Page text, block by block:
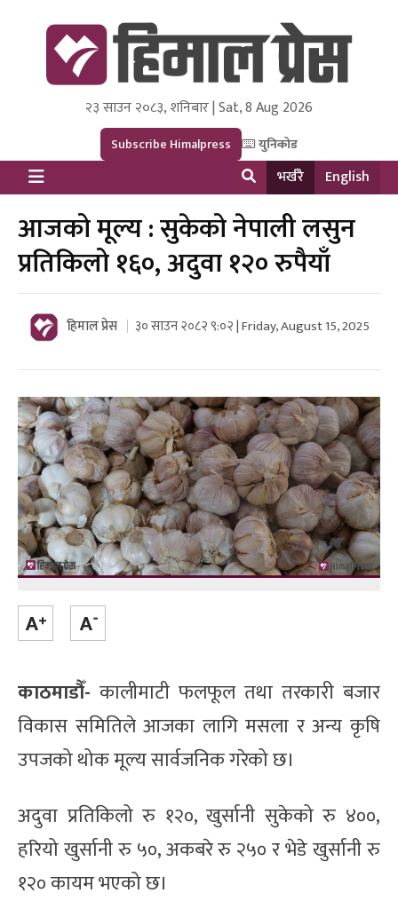
Himal Press
Dot NewsyNepal Media and Research Pvt Ltd.
२३ साउन २०८३, शनिबार | Sat, 8 Aug 2026
Subscribe Himalpress युनिकोड
भर्खरै English
आजको मूल्य : सुकेको नेपाली लसुन
प्रतिकिलो १६०, अदुवा १२० रुपैयाँ
हिमाल प्रेस ३० साउन २०८२ ९:०२ | Friday, August 15, 2025
काठमाडौँ- कालीमाटी फलफूल तथा तरकारी बजार
विकास समितिले आजका लागि मसला र अन्य कृषि
उपजको थोक मूल्य सार्वजनिक गरेको छ।
अदुवा प्रतिकिलो रु १२०, खुर्सानी सुकेको रु ४००,
हरियो खुर्सानी रु ५०, अकबरे रु २५० र भेडे खुर्सानी रु
१२० कायम भएको छ।